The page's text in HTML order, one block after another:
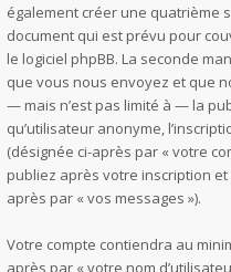
également créer une quatrième
document qui est prévu pour
le logiciel phpBB. La seconde
que vous nous envoyez et que
— mais n’est pas limité à — la
qu’utilisateur anonyme,
(désignée ci-après par « votre
publiez après votre inscription
après par « vos messages »).
Votre compte contiendra au
après par « votre nom